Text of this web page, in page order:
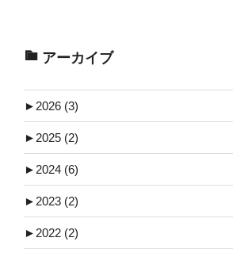
アーカイブ
► 2026 (3)
► 2025 (2)
► 2024 (6)
► 2023 (2)
► 2022 (2)